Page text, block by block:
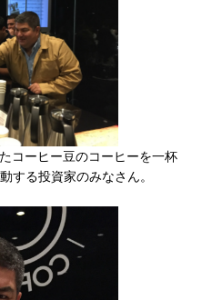
コーヒー豆のコーヒーを一杯
する投資家のみなさん。